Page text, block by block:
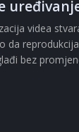
videa
da
bez